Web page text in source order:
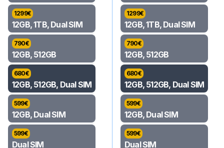
1299€
12GB, 1TB, Dual SIM
790€
12GB, 512GB
680€
12GB, 512GB, Dual SIM
599€
12GB, Dual SIM
599€
Dual SIM
1299€
12GB, 1TB, Dual SIM
790€
12GB, 512GB
680€
12GB, 512GB, Dual SIM
599€
12GB, Dual SIM
599€
Dual SIM